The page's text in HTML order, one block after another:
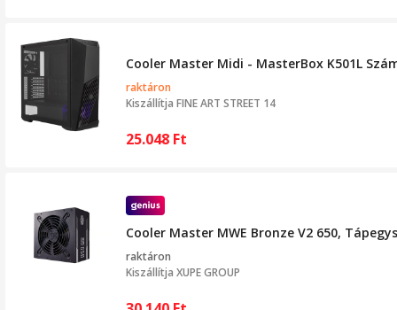
Cooler Master Midi - MasterBox K501L
raktáron
Kiszállítja FINE ART STREET 14
25.048 Ft
Cooler Master MWE Bronze V2 650,
raktáron
Kiszállítja XUPE GROUP